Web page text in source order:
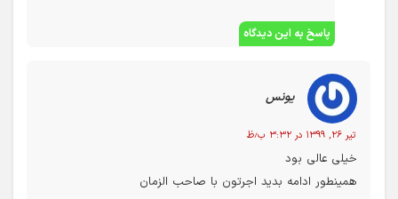
پاسخ به این دیدگاه
یونس
تیر ۲۶, ۱۳۹۹ در ۳:۳۲ ب٫ظ
خیلی عالی بود
همینطور ادامه بدید اجرتون با صاحب الزمان